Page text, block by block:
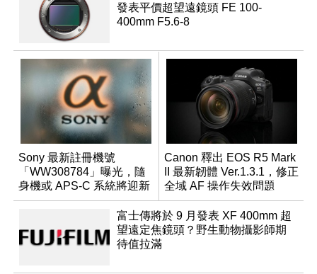
發表平價超望遠鏡頭 FE 100-
400mm F5.6-8
Sony 最新註冊機號
「WW308784」曝光，隨
身機或 APS-C 系統將迎新
成員？
Canon 釋出 EOS R5 Mark
II 最新韌體 Ver.1.3.1，修正
全域 AF 操作失效問題
富士傳將於 9 月發表 XF 400mm 超
望遠定焦鏡頭？野生動物攝影師期
待值拉滿